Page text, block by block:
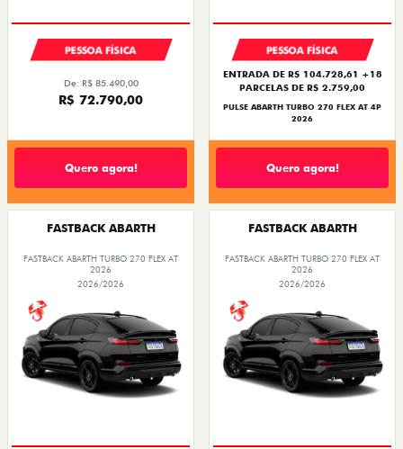
PESSOA FÍSICA
De: R$ 85.490,00
R$ 72.790,00
Quero agora!
PESSOA FÍSICA
ENTRADA DE R$ 104.728,61 +18
PARCELAS DE R$ 2.759,00
PULSE ABARTH TURBO 270 FLEX AT 4P
2026
Quero agora!
FASTBACK ABARTH
FASTBACK ABARTH TURBO 270 FLEX AT
2026
2026/2026
FASTBACK ABARTH
FASTBACK ABARTH TURBO 270 FLEX AT
2026
2026/2026